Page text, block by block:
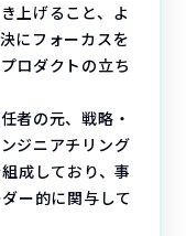
上げること、よ
にフォーカスを
ロダクトの立ち
者の元、戦略・
ジニアチリング
成しており、事
ー的に関与して